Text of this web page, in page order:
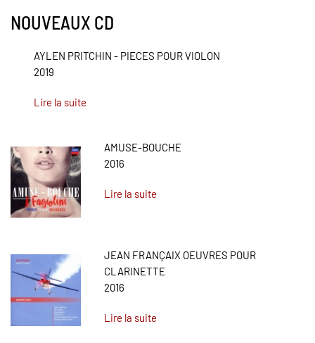
NOUVEAUX CD
AYLEN PRITCHIN - PIECES POUR VIOLON
2019
Lire la suite
AMUSE-BOUCHE
2016
Lire la suite
JEAN FRANÇAIX OEUVRES POUR
CLARINETTE
2016
Lire la suite